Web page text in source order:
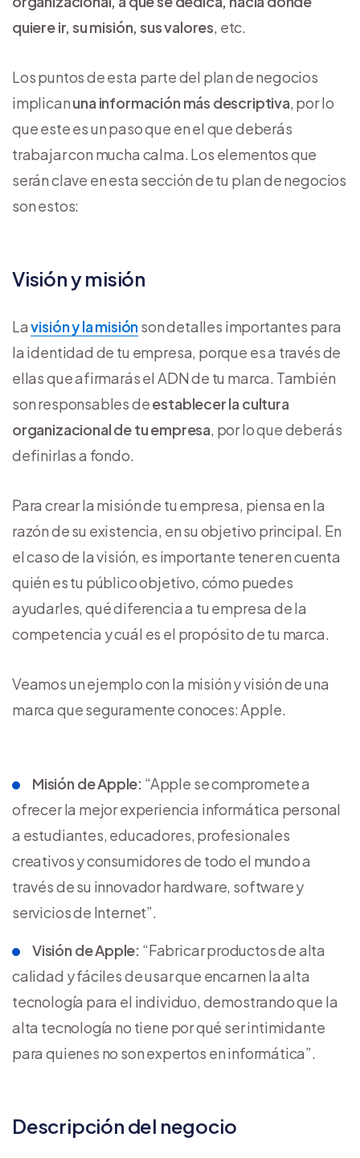
quiere ir, su misión, sus valores, etc.
Los puntos de esta parte del plan de negocios
implicanuna información más descriptiva, por lo
que este es un paso que en el que deberás
trabajar con mucha calma. Los elementos que
serán clave en esta sección de tu plan de negocios
son estos:
Visión y misión
Lavisión y la misiónson detalles importantes para
la identidad de tu empresa, porque es a través de
ellas que afirmarás el ADN de tu marca. También
son responsables deestablecer la cultura
organizacional de tu empresa, por lo que deberás
definirlas a fondo.
Para crear la misión de tu empresa, piensa en la
razón de su existencia, en su objetivo principal. En
el caso de la visión, es importante tener en cuenta
quién es tu público objetivo, cómo puedes
ayudarles, qué diferencia a tu empresa de la
competencia y cuál es el propósito de tu marca.
Veamos un ejemplo con la misión y visión de una
marca que seguramente conoces: Apple.
Misión de Apple: “Apple se compromete a
ofrecer la mejor experiencia informática personal
a estudiantes, educadores, profesionales
creativos y consumidores de todo el mundo a
través de su innovador hardware, software y
servicios de Internet”.
Visión de Apple: “Fabricar productos de alta
calidad y fáciles de usar que encarnen la alta
tecnología para el individuo, demostrando que la
alta tecnología no tiene por qué ser intimidante
para quienes no son expertos en informática”.
Descripción del negocio